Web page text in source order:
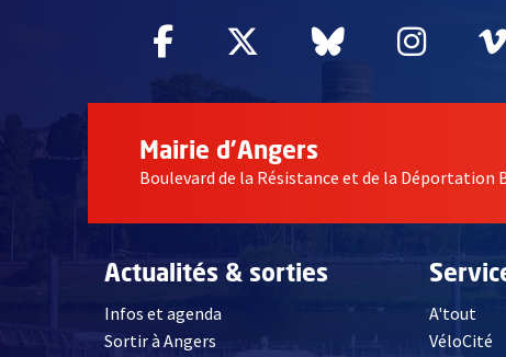
Facebook
, Ouvre une nouvelle
Twitter
, Ouvre une
Bluesky
, Ouvre une
,
Mairie d'Angers
Boulevard de la Résistance et de la Déportation
Actualités & sorties
Infos et agenda
Sortir à Angers
A'tout
VéloCité